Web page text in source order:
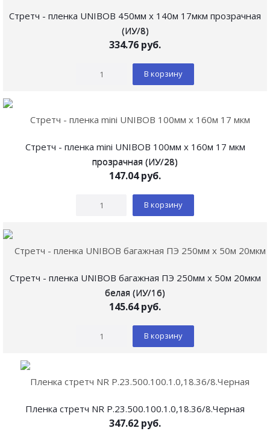
Стретч - пленка UNIBOB 450мм х 140м 17мкм прозрачная
(ИУ/8)
334.76 руб.
В корзину
Стретч - пленка mini UNIBOB 100мм х 160м 17 мкм
прозрачная (ИУ/28)
147.04руб.
В корзину
Стретч - пленка UNIBOB багажная ПЭ 250мм х 50м 20мкм
белая (ИУ/16)
145.64руб.
В корзину
Пленка стретч NR Р.23.500.100.1.0,18.36/8.Черная
347.62 руб.